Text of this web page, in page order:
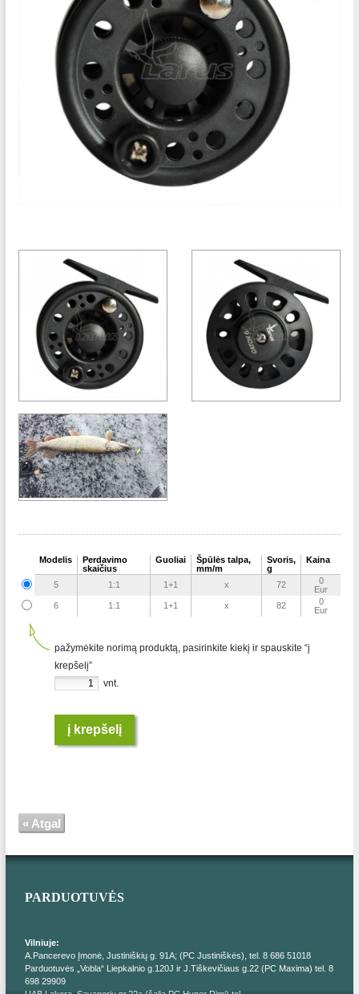
Modelis
Perdavimo
skaičius
Guoliai
Špūlės talpa,
mm/m
Svoris,
g
Kaina
5 1:1 1+1 x 72
0
Eur
6
1:1 1+1 x 82
0
Eur
pažymėkite norimą produktą, pasirinkite kiekį ir spauskite “į
krepšelį”
vnt.
į krepšelį
« Atgal
PARDUOTUVĖS
Vilniuje:
A.Pancerevo Įmonė, Justiniškių g. 91A; (PC Justiniškės), tel. 8 686 51018
Parduotuvės „Vobla“ Liepkalnio g.120J ir J.Tiškevičiaus g.22 (PC Maxima) tel. 8
698 29909